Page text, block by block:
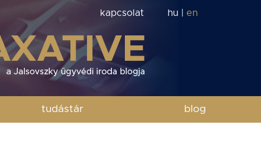
kapcsolat hu en
tudástár blog